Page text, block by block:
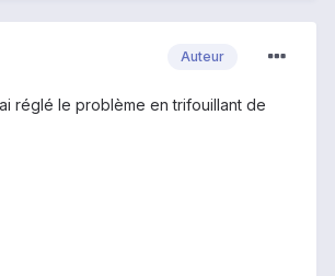
Auteur
réglé le problème en trifouillant de